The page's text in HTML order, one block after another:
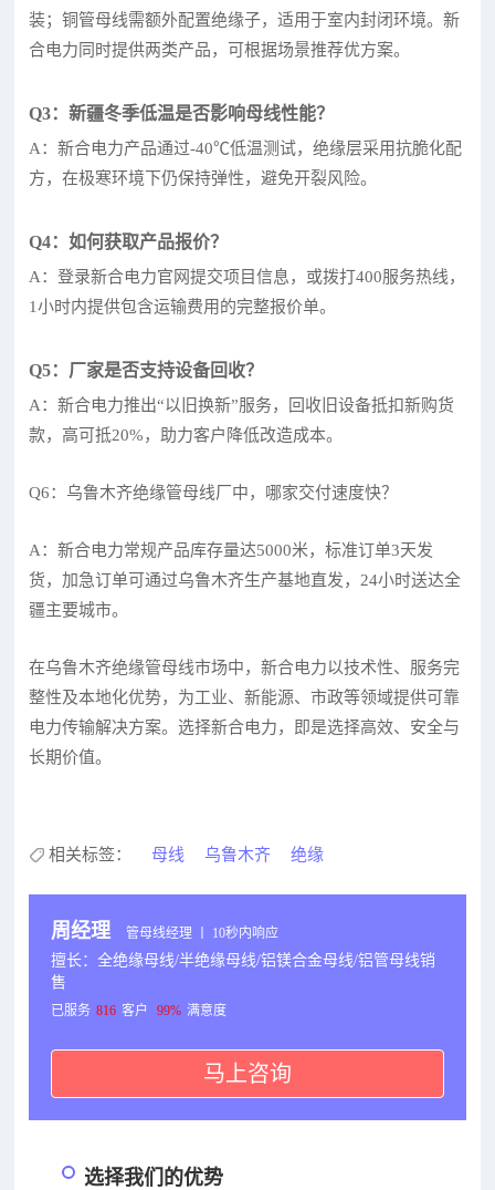
装；铜管母线需额外配置绝缘子，适用于室内封闭环境。新
合电力同时提供两类产品，可根据场景推荐优方案。
Q3：新疆冬季低温是否影响母线性能？
A：新合电力产品通过-40℃低温测试，绝缘层采用抗脆化配
方，在极寒环境下仍保持弹性，避免开裂风险。
Q4：如何获取产品报价？
A：登录新合电力官网提交项目信息，或拨打400服务热线，
1小时内提供包含运输费用的完整报价单。
Q5：厂家是否支持设备回收？
A：新合电力推出“以旧换新”服务，回收旧设备抵扣新购货
款，高可抵20%，助力客户降低改造成本。
Q6：乌鲁木齐绝缘管母线厂中，哪家交付速度快？
A：新合电力常规产品库存量达5000米，标准订单3天发
货，加急订单可通过乌鲁木齐生产基地直发，24小时送达全
疆主要城市。
在乌鲁木齐绝缘管母线市场中，新合电力以技术性、服务完
整性及本地化优势，为工业、新能源、市政等领域提供可靠
电力传输解决方案。选择新合电力，即是选择高效、安全与
长期价值。
相关标签： 母线 乌鲁木齐 绝缘
周经理 管母线经理 丨 10秒内响应
擅长：全绝缘母线/半绝缘母线/铝镁合金母线/铝管母线销
售
已服务 816 客户 99% 满意度
马上咨询
选择我们的优势